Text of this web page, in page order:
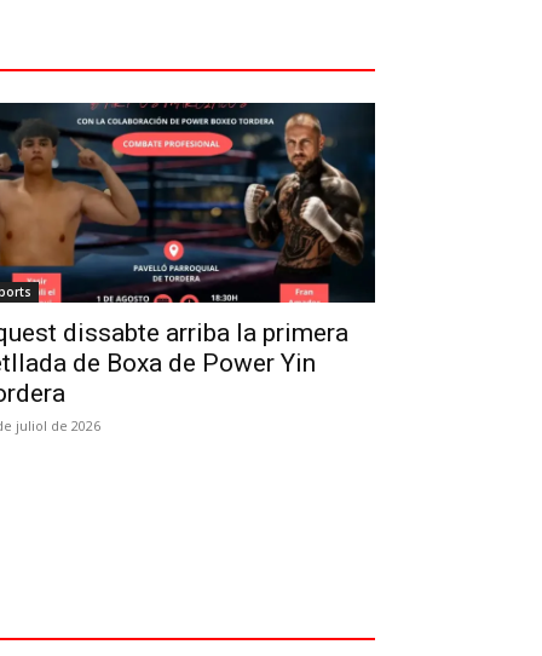
dissabte arriba la primera
de Boxa de Power Yin
juliol de 2026